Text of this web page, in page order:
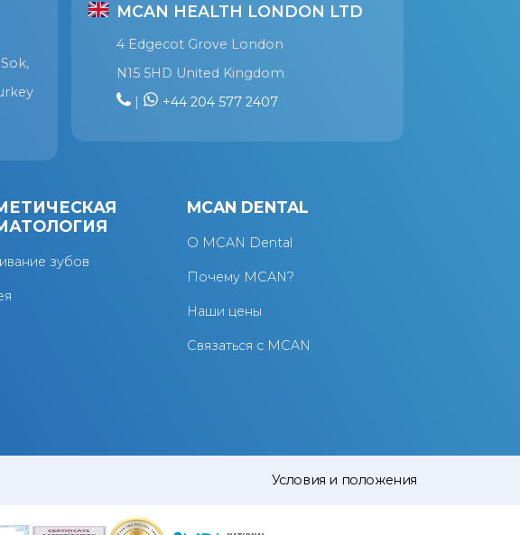
MCAN HEALTH LONDON LTD
4 Edgecot Grove London
N15 5HD United Kingdom
|
+44 204 577 2407
зубов
MCAN DENTAL
О MCAN Dental
Почему MCAN?
Наши цены
Связаться с MCAN
Условия и положения